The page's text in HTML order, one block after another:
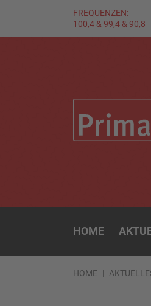
FREQUENZEN:
100,4 & 99,4 & 90,8
HOME
HOME